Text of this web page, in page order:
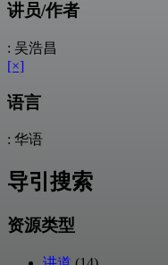
讲员/作者
: 吴浩昌
[×]
语言
: 华语
导引搜索
资源类型